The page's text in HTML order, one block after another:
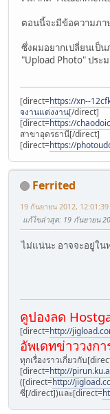
ตอนนี้จะมีข้อความภา
ซึ่งผมอยากเปลี่ยนเป็
"Upload Photo" ประ
[direct=https://xn--
จงานแต่งงาน[/direct]
[direct=https://
สาขาอุดรธานี[/direct]
[direct=https://
Ferrited
19 กันยายน 2012, 12:01:39
แก้ไขล่าสุด: 19 กันยายน
ไม่แน่นะ อาจจะอยู่ใน
คูปองลด
[direct=http://
อัพเดทข่าววงก
ทุกเรื่องราวเกี่ยวกับ
[direct=http://
([direct=http://
ซี่[/direct])และ[direct=